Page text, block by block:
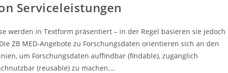
Serviceleistungen
werden in Textform präsentiert – in der Regel basieren sie jedoch
ZB MED-Angebote zu Forschungsdaten orientieren sich an den
um Forschungsdaten auffindbar (findable), zugänglich
(reusable) zu machen.…